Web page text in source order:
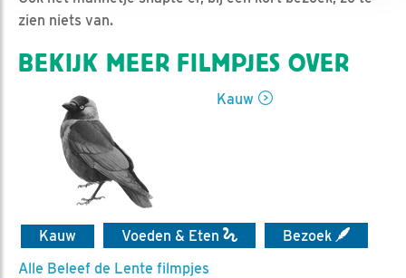
zien niets van.
BEKIJK MEER FILMPJES OVER
Kauw
Kauw Voeden & Eten
Bezoek
Alle Beleef de Lente filmpjes